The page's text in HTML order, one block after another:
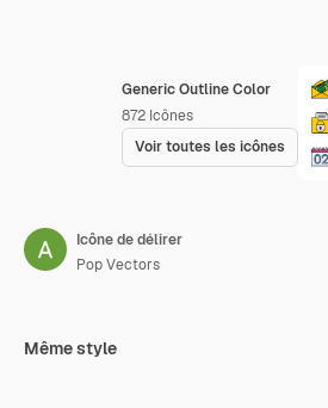
Generic Outline Color
872 Icônes
Voir toutes les icônes
Icône de délirer
Pop Vectors
Même style